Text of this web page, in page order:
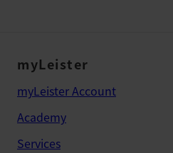
myLeister
myLeister Account
Academy
Services